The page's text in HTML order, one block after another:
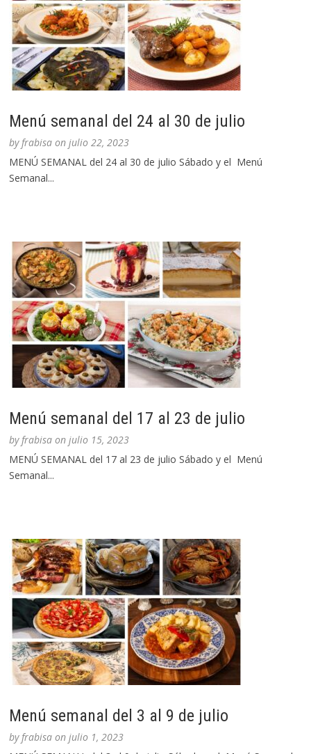
Menú semanal del 24 al 30 de julio
byfrabisa onjulio 22, 2023
MENÚ SEMANAL del 24 al 30 de julio Sábado y el Menú
Semanal...
Menú semanal del 17 al 23 de julio
byfrabisa onjulio 15, 2023
MENÚ SEMANAL del 17 al 23 de julio Sábado y el Menú
Semanal...
Menú semanal del 3 al 9 de julio
byfrabisa onjulio 1, 2023